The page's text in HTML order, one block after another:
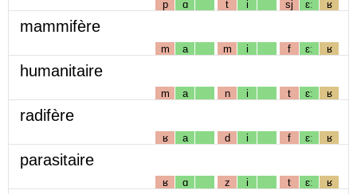
p ɑ t i sj ɛː ʁ
mammifère
m a m i f ɛː ʁ
humanitaire
m a n i t ɛː ʁ
radifère
ʁ a d i f ɛː ʁ
parasitaire
ʁ ɑ z i t ɛː ʁ